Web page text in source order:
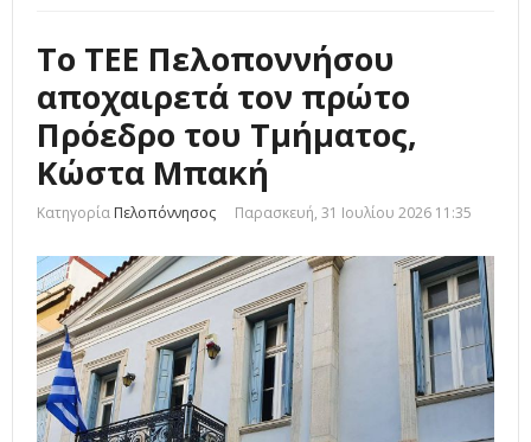
To TEE Πελοποννήσου
αποχαιρετά τον πρώτο
Πρόεδρο του Τμήματος,
Κώστα Μπακή
Κατηγορία Πελοπόννησος Παρασκευή, 31 Ιουλίου 2026 11:35